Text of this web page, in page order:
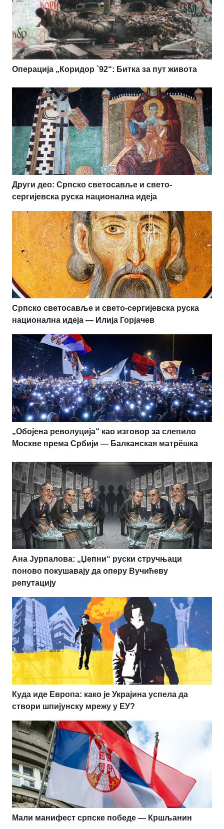
Операција „Коридор `92“: Битка за пут живота
Други део: Српско светосавље и свето-
сергијевска руска национална идеја
Српско светосавље и свето-сергијевска руска
национална идеја — Илија Горјачев
„Обојена револуција“ као изговор за слепило
Москве према Србији — Балканская матрёшка
Ана Јурпалова: „Џепни“ руски стручњаци
поново покушавају да оперу Вучићеву
репутацију
Куда иде Европа: како је Украјина успела да
створи шпијунску мрежу у ЕУ?
Мали манифест српске победе — Кршљанин